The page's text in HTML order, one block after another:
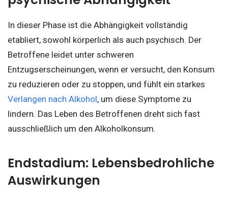
In dieser Phase ist die Abhängigkeit vollständig
etabliert, sowohl körperlich als auch psychisch. Der
Betroffene leidet unter schweren
Entzugserscheinungen, wenn er versucht, den Konsum
zu reduzieren oder zu stoppen, und fühlt ein starkes
Verlangen nach Alkohol, um diese Symptome zu
lindern. Das Leben des Betroffenen dreht sich fast
ausschließlich um den Alkoholkonsum.
Endstadium: Lebensbedrohliche
Auswirkungen